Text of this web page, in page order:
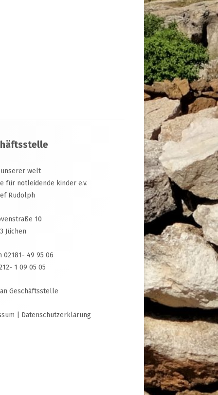
welt
für notleidende kinder e.v.
Rudolph
10
Jüchen
02181- 49 95 06
1 09 05 05
Geschäftsstelle
Datenschutzerklärung